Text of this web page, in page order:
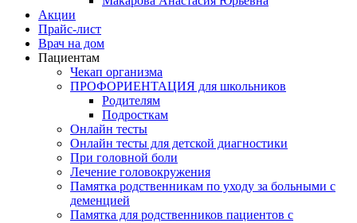
Акции
Прайс-лист
Врач на дом
Пациентам
Чекап организма
ПРОФОРИЕНТАЦИЯ для школьников
Родителям
Подросткам
Онлайн тесты
Онлайн тесты для детской диагностики
При головной боли
Лечение головокружения
Памятка родственникам по уходу за больными с
деменцией
Памятка для родственников пациентов с